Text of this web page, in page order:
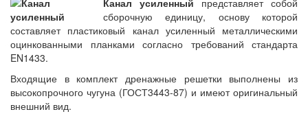
Канал усиленный представляет собой
сборочную единицу, основу которой
составляет пластиковый канал усиленный металлическими
оцинкованными планками согласно требований стандарта
EN1433.
Входящие в комплект дренажные решетки выполнены из
высокопрочного чугуна (ГОСТ3443-87) и имеют оригинальный
внешний вид.